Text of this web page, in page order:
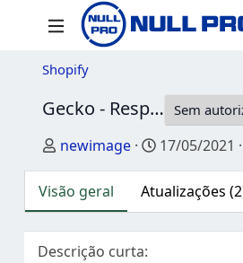
Shopify
Gecko - Responsive Shopify Theme - RTL support Sem
Autor
newimage Data de
17/05/2021
Visão geral Atualizações
Descrição curta